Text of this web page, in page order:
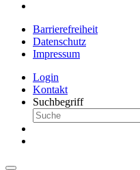
Barrierefreiheit
Datenschutz
Impressum
Login
Kontakt
Suchbegriff